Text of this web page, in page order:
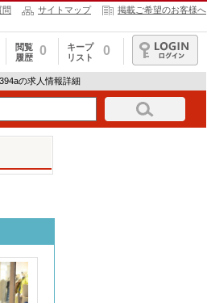
問 サイトマップ 掲載ご希望のお客様へ
閲覧
履歴
0
キープ
リスト
0
ログイン
の求人情報詳細